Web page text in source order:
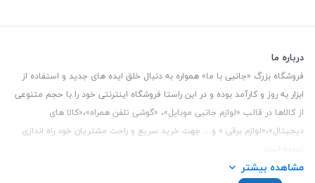
درباره ما
فروشگاه بزرگ «جانبی با ما» همواره به دنبال خلق ایده های جدید و استفاده از
ابزار به روز و کارآمد بوده و در این راستا فروشگاه اینترنتی خود را با حجم متنوعی
از کالاها در قالب «لوازم جانبی موبایل»، «گوشی تلفن همراه»،«کالا های
دیجیتال»،«لوازم برقی » و… جهت خرید سریع و راحت مشتریان خود راه اندازی
این فروشگاه تمام تلاش خود را نموده تا کالاهایی با کیفیت و با حداقل قیمت
مشاهده بیشتر